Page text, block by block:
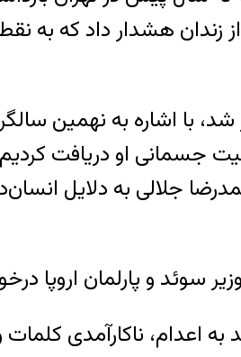
زندان هشدار داد که به
شد، با اشاره به نهمین
جسمانی او دریافت
جلالی به دلایل
سوئد و پارلمان اروپا
«در آستانه فروپاشی هستم. سه هزار و ۲۸۸ روز رنج و تهدید